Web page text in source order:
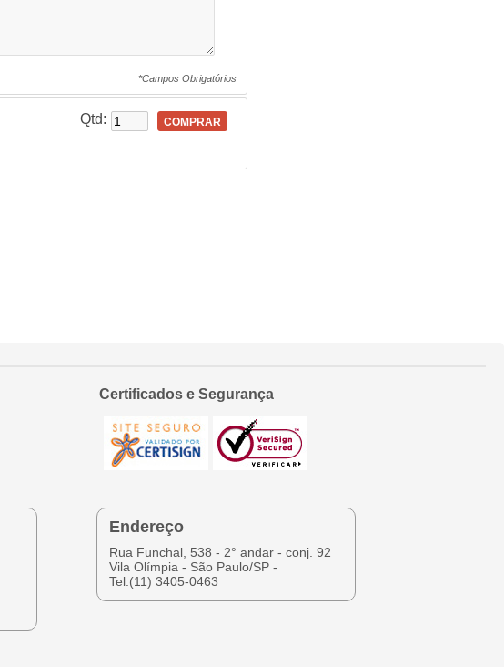
*Campos Obrigatórios
Qtd: COMPRAR
Certificados e Segurança
Endereço
Rua Funchal, 538 - 2° andar - conj. 92
Vila Olímpia - São Paulo/SP -
Tel:(11) 3405-0463